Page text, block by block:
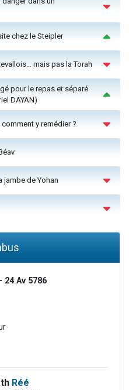
chez le Steipler
mais pas la Torah
pour le repas et séparé
DAYAN)
y remédier ?
jambe de Yohan
24 Av 5786
Réé